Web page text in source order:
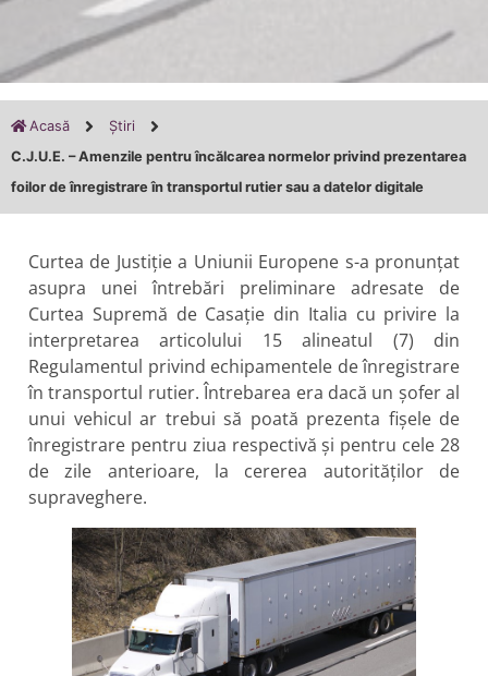
Acasă
Știri
C.J.U.E. – Amenzile pentru încălcarea normelor privind prezentarea
foilor de înregistrare în transportul rutier sau a datelor digitale
Curtea de Justiție a Uniunii Europene s-a pronunțat
asupra unei întrebări preliminare adresate de
Curtea Supremă de Casație din Italia cu privire la
interpretarea articolului 15 alineatul (7) din
Regulamentul privind echipamentele de înregistrare
în transportul rutier. Întrebarea era dacă un șofer al
unui vehicul ar trebui să poată prezenta fișele de
înregistrare pentru ziua respectivă și pentru cele 28
de zile anterioare, la cererea autorităților de
supraveghere.